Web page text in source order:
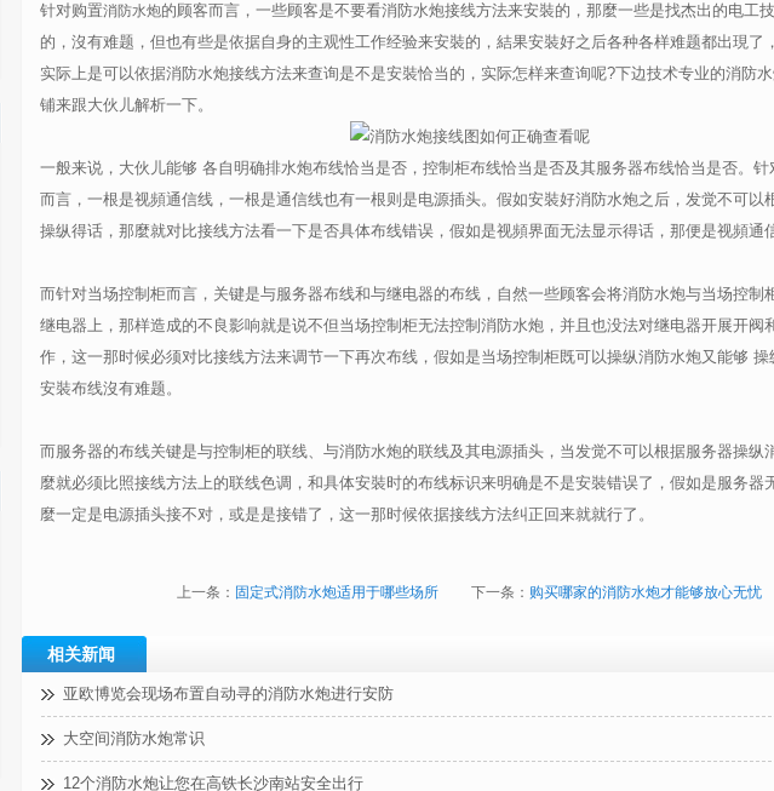
针对购置消防水炮的顾客而言，一些顾客是不要看消防水炮接线方法来安裝的，那麼一些是找杰出的电工
的，沒有难题，但也有些是依据自身的主观性工作经验来安裝的，結果安裝好之后各种各样难题都出現了
实际上是可以依据消防水炮接线方法来查询是不是安裝恰当的，实际怎样来查询呢?下边技术专业的消防
铺来跟大伙儿解析一下。
一般来说，大伙儿能够 各自明确排水炮布线恰当是否，控制柜布线恰当是否及其服务器布线恰当是否。
而言，一根是视頻通信线，一根是通信线也有一根则是电源插头。假如安裝好消防水炮之后，发觉不可以
操纵得话，那麼就对比接线方法看一下是否具体布线错误，假如是视頻界面无法显示得话，那便是视頻通
而针对当场控制柜而言，关键是与服务器布线和与继电器的布线，自然一些顾客会将消防水炮与当场控制
继电器上，那样造成的不良影响就是说不但当场控制柜无法控制消防水炮，并且也没法对继电器开展开阀
作，这一那时候必须对比接线方法来调节一下再次布线，假如是当场控制柜既可以操纵消防水炮又能够 操
安裝布线沒有难题。
而服务器的布线关键是与控制柜的联线、与消防水炮的联线及其电源插头，当发觉不可以根据服务器操纵
麼就必须比照接线方法上的联线色调，和具体安裝时的布线标识来明确是不是安裝错误了，假如是服务器
麼一定是电源插头接不对，或是是接错了，这一那时候依据接线方法纠正回来就就行了。
上一条： 固定式消防水炮适用于哪些场所 下一条： 购买哪家的消防水炮才能够放心无忧
相关新闻
亚欧博览会现场布置自动寻的消防水炮进行安防
大空间消防水炮常识
12个消防水炮让您在高铁长沙南站安全出行